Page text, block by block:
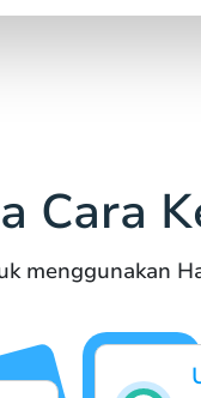
Cara
menggunakan